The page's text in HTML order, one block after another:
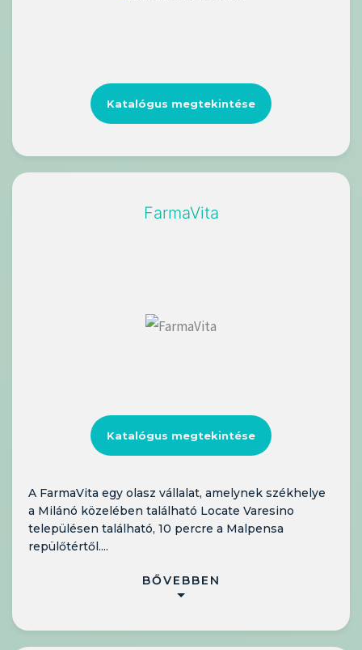
Katalógus megtekintése
FarmaVita
Katalógus megtekintése
A FarmaVita egy olasz vállalat, amelynek székhelye
a Milánó közelében található Locate Varesino
településen található, 10 percre a Malpensa
repülőtértől....
BŐVEBBEN